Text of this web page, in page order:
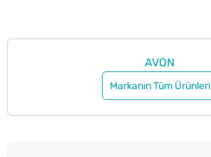
AVON
Markanın Tüm Ürünleri